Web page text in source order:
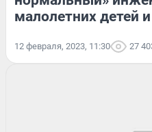
малолетних детей
12 февраля, 2023, 11:30 27